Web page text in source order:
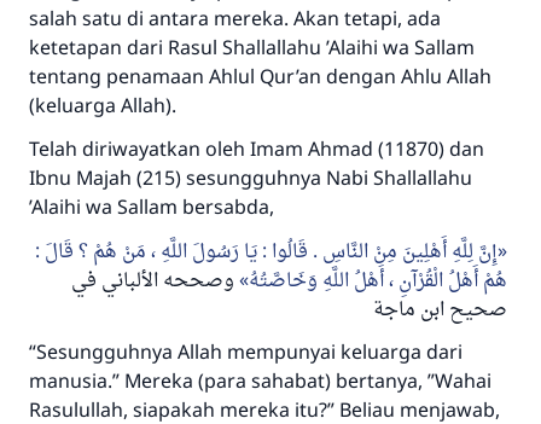
salah satu di antara mereka. Akan tetapi, ada
ketetapan dari Rasul Shallallahu ’Alaihi wa Sallam
tentang penamaan Ahlul Qur’an dengan Ahlu Allah
(keluarga Allah).
Telah diriwayatkan oleh Imam Ahmad (11870) dan
Ibnu Majah (215) sesungguhnya Nabi Shallallahu
’Alaihi wa Sallam bersabda,
إِنَّ لِلَّهِ أَهْلِينَ مِنْ النَّاسِ . قَالُوا : يَا رَسُولَ اللَّهِ ، مَنْ هُمْ ؟ قَالَ :
هُمْ أَهْلُ الْقُرْآنِ ، أَهْلُ اللَّهِ وَخَاصَّتُهُ
وصححه الألباني في
صحيح ابن ماجة
“Sesungguhnya Allah mempunyai keluarga dari
manusia.” Mereka (para sahabat) bertanya, ”Wahai
Rasulullah, siapakah mereka itu?” Beliau menjawab,